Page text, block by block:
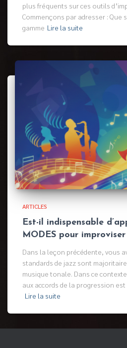
plus fréquents sur ces outils
Commençons par adresser : Que
gamme Lire la suite
ARTICLES
Est-il indispensable
MODES pour improviser
Dans la leçon précédente, vous
standards de jazz sont
musique tonale. Dans ce
aux accords de la progression
Lire la suite